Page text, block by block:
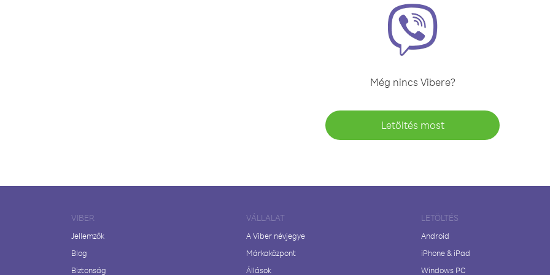
Még nincs Vibere?
Letöltés most
VIBER
Jellemzők
Blog
Biztonság
VÁLLALAT
A Viber névjegye
Márkaközpont
Állások
LETÖLTÉS
Android
iPhone & iPad
Windows PC